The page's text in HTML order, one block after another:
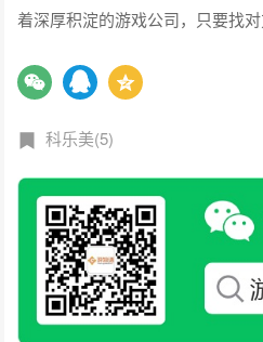
着深厚积淀的游戏公司，只要找对
科乐美(5)